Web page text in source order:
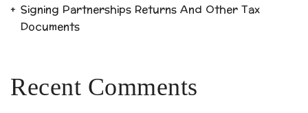
Signing Partnerships Returns And Other Tax
Documents
Recent Comments